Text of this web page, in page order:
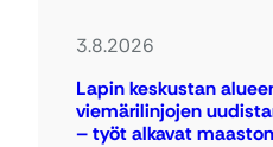
3.8.2026
Lapin keskustan
viemärilinjojen
– työt alkavat